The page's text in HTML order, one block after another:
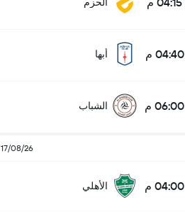
04:40 م أبها
06:00 م الشباب
17/08/26
04:00 م الأهلي